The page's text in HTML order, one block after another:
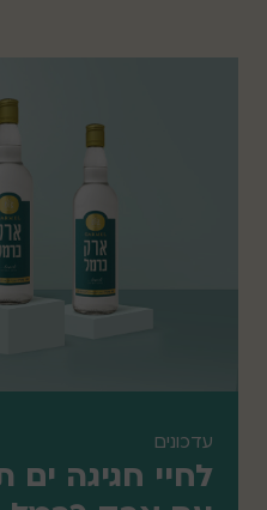
עדכונים
לחיי חגיגה ים